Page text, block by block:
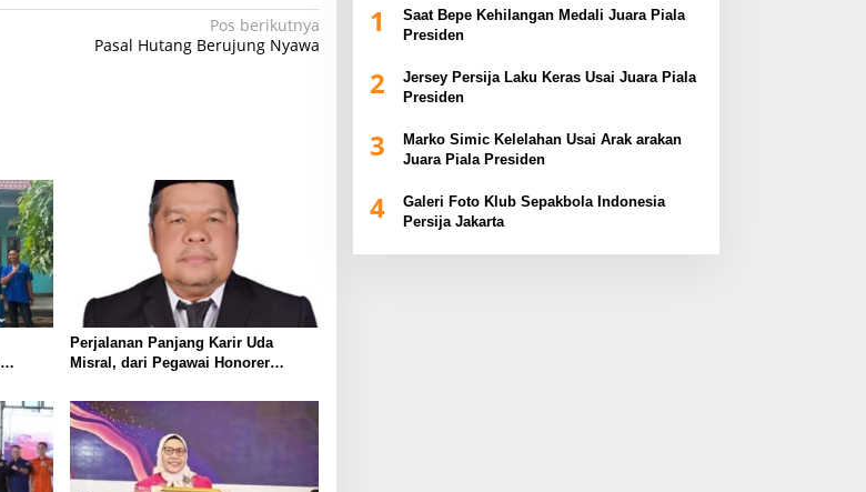
Pos berikutnya
Pasal Hutang Berujung Nyawa
Perjalanan Panjang Karir Uda
Misral, dari Pegawai Honorer
Jabatan Struktural Eselon III
1
Saat Bepe Kehilangan Medali Juara Piala
Presiden
2
Jersey Persija Laku Keras Usai Juara Piala
Presiden
3
Marko Simic Kelelahan Usai Arak arakan
Juara Piala Presiden
4
Galeri Foto Klub Sepakbola Indonesia
Persija Jakarta